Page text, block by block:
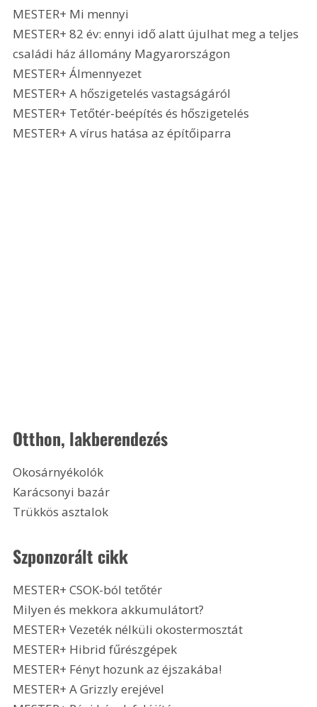
MESTER+ Mi mennyi
MESTER+ 82 év: ennyi idő alatt újulhat meg a teljes
családi ház állomány Magyarországon
MESTER+ Álmennyezet
MESTER+ A hőszigetelés vastagságáról
MESTER+ Tetőtér-beépítés és hőszigetelés
MESTER+ A vírus hatása az építőiparra
Otthon, lakberendezés
Okosárnyékolók
Karácsonyi bazár
Trükkös asztalok
Szponzorált cikk
MESTER+ CSOK-ból tetőtér
Milyen és mekkora akkumulátort?
MESTER+ Vezeték nélküli okostermosztát
MESTER+ Hibrid fűrészgépek
MESTER+ Fényt hozunk az éjszakába!
MESTER+ A Grizzly erejével